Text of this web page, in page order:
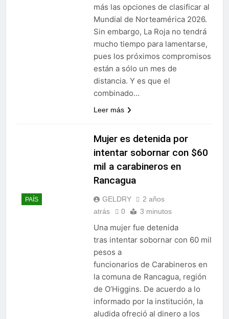
más las opciones de clasificar al
Mundial de Norteamérica 2026.
Sin embargo, La Roja no tendrá
mucho tiempo para lamentarse,
pues los próximos compromisos
están a sólo un mes de
distancia. Y es que el
combinado…
Leer más
PAÍS
Mujer es detenida por
intentar sobornar con $60
mil a carabineros en
Rancagua
GELDRY
2 años
atrás
0 3 minutos
Una mujer fue detenida
tras intentar sobornar con 60 mil
pesos a
funcionarios de Carabineros en
la comuna de Rancagua, región
de O’Higgins. De acuerdo a lo
informado por la institución, la
aludida ofreció al dinero a los